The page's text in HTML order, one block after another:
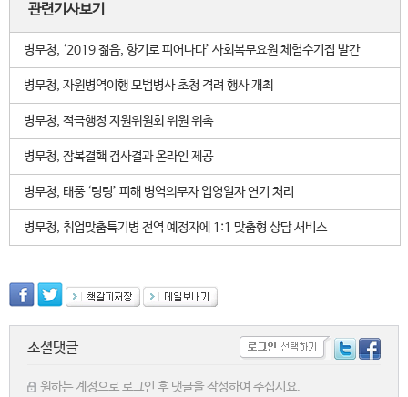
관련기사보기
병무청, ‘2019 젊음, 향기로 피어나다’ 사회복무요원 체험수기집 발간
병무청, 자원병역이행 모범병사 초청 격려 행사 개최
병무청, 적극행정 지원위원회 위원 위촉
병무청, 잠복결핵 검사결과 온라인 제공
병무청, 태풍 ‘링링’ 피해 병역의무자 입영일자 연기 처리
병무청, 취업맞춤특기병 전역 예정자에 1:1 맞춤형 상담 서비스
소셜댓글
원하는 계정으로 로그인 후 댓글을 작성하여 주십시요.